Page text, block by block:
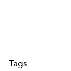
Tags